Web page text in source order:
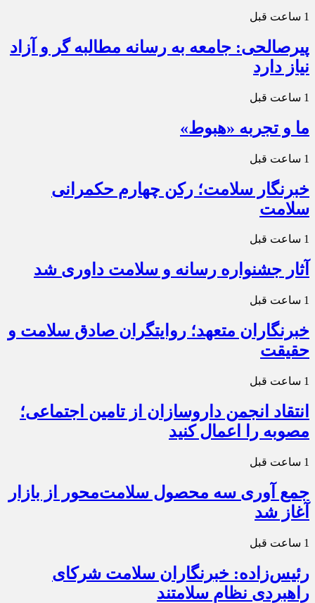
1 ساعت قبل
پیرصالحی: جامعه به رسانه مطالبه گر و آزاد
نیاز دارد
1 ساعت قبل
ما و تجربه «هبوط»
1 ساعت قبل
خبرنگار سلامت؛ رکن چهارم حکمرانی
سلامت
1 ساعت قبل
آثار جشنواره رسانه و سلامت داوری شد
1 ساعت قبل
خبرنگاران متعهد؛ روایتگران صادق سلامت و
حقیقت
1 ساعت قبل
انتقاد انجمن داروسازان از تامین اجتماعی؛
مصوبه را اعمال کنید
1 ساعت قبل
جمع آوری سه محصول سلامت‌محور از بازار
آغاز شد
1 ساعت قبل
رئیس‌زاده: خبرنگاران سلامت شرکای
راهبردی نظام سلامتند